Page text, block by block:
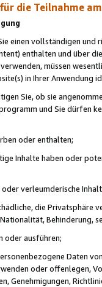
die Teilnahme
einen vollständigen
enthalten und über
müssen
in Ihrer Anwendung
Sie, ob sie
und Sie dürfen
oder enthalten;
Inhalte haben oder
verleumderische
die Privatsphäre
Behinderung,
oder ausführen;
Daten
oder offenlegen,
Genehmigungen,